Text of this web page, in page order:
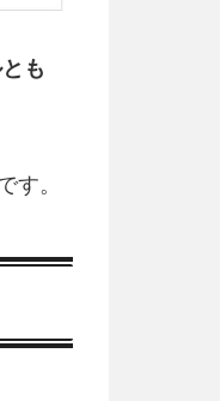
も
す。